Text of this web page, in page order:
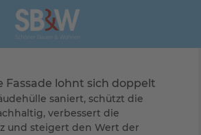
Fassade lohnt sich doppelt
saniert, schützt die
verbessert die
und steigert den Wert der